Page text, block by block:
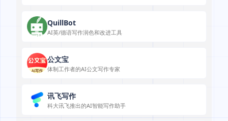
QuillBot
AI英/德语写作润色和改进工具
公文宝
体制工作者的AI公文写作专家
讯飞写作
科大讯飞推出的AI智能写作助手